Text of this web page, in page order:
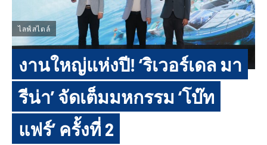
ไลฟ์สไตล์
งานใหญ่แห่งปี! ‘ริเวอร์เดล มา
รีน่า’ จัดเต็มมหกรรม ‘โบ๊ท
แฟร์’ ครั้งที่ 2